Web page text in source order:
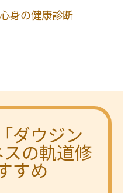
身の健康診断
ダウジン
の軌道修
すめ